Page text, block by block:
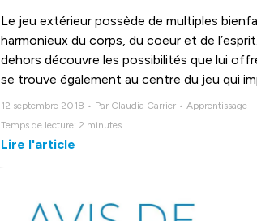
Le jeu extérieur possède de multiples
harmonieux du corps, du coeur et de
dehors découvre les possibilités que lui
se trouve également au centre du jeu qui
confiance en soi. De surcroît, les plaisirs
réussite scolaires.
12 septembre 2018 • Par Claudia Carrier • Apprentissage
Temps de lecture: 2 minutes
Lire l'article